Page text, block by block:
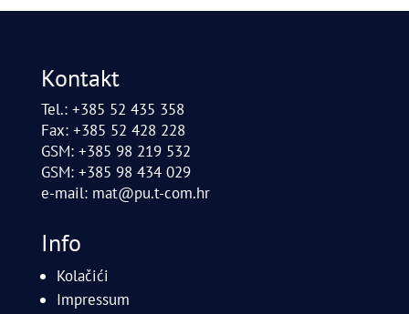
Kontakt
Tel.: +385 52 435 358
Fax: +385 52 428 228
GSM: +385 98 219 532
GSM: +385 98 434 029
e-mail: mat@pu.t-com.hr
Info
Kolačići
Impressum